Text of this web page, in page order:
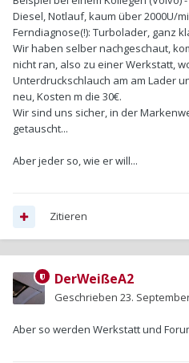
Diesel, Notlauf, kaum über 2000U/
Ferndiagnose(!): Turbolader, ganz
Wir haben selber nachgeschaut,
nicht ran, also zu einer Werkstatt,
Unterdruckschlauch am am Lader
neu, Kosten m die 30€.
Wir sind uns sicher, in der
getauscht...
Aber jeder so, wie er will...
Zitieren
DerWeißeA2
Geschrieben 23.
Aber so werden Werkstatt und